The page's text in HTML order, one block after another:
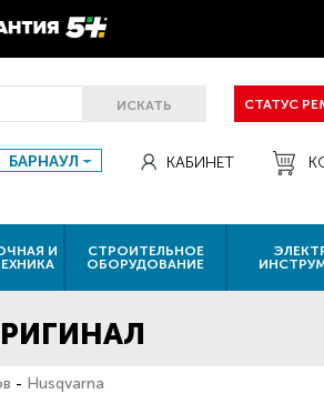
ИСКАТЬ СТАТУС
БАРНАУЛ КАБИНЕТ
И
СТРОИТЕЛЬНОЕ
ОБОРУДОВАНИЕ
- Husqvarna